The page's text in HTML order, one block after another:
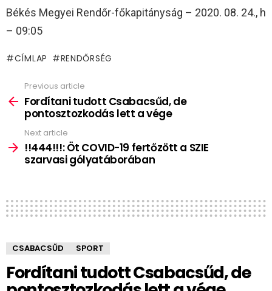
Békés Megyei Rendőr-főkapitányság – 2020. 08. 24., h
– 09:05
CÍMLAP RENDŐRSÉG
more
Previous article
Fordítani tudott Csabacsűd, de
pontosztozkodás lett a vége
Next article
!!444!!!: Öt COVID-19 fertőzött a SZIE
szarvasi gólyatáborában
CSABACSŰD SPORT
Fordítani tudott Csabacsűd, de